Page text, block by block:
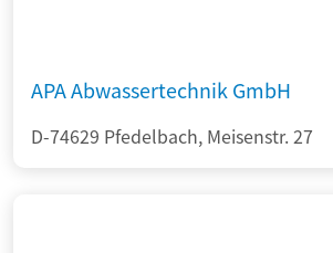
APA Abwassertechnik GmbH
D-74629 Pfedelbach, Meisenstr. 27